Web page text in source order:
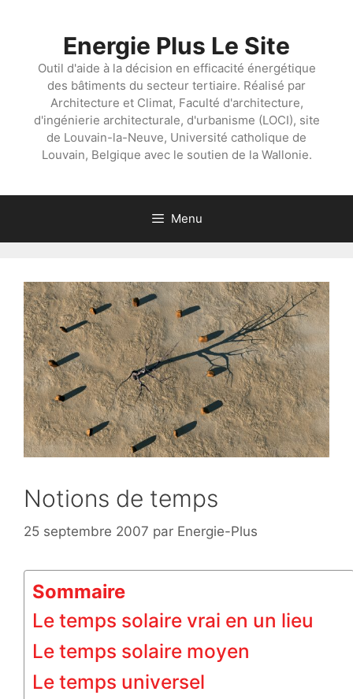
Energie Plus Le Site
Outil d'aide à la décision en efficacité énergétique
des bâtiments du secteur tertiaire. Réalisé par
Architecture et Climat, Faculté d'architecture,
d'ingénierie architecturale, d'urbanisme (LOCI), site
de Louvain-la-Neuve, Université catholique de
Louvain, Belgique avec le soutien de la Wallonie.
Menu
Notions de temps
25 septembre 2007 par Energie-Plus
Sommaire
Le temps solaire vrai en un lieu
Le temps solaire moyen
Le temps universel